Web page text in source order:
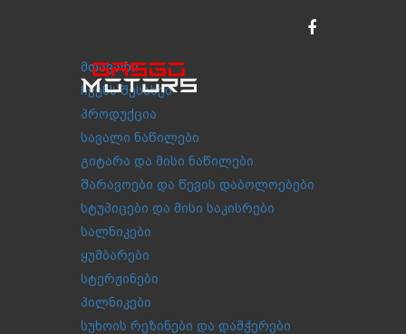
მთავარი
ჩვენს შესახებ
პროდუქცია
სავალი ნაწილები
გიტარა და მისი ნაწილები
შარავოები და წევის დაბოლოებები
სტუპიცები და მისი საკისრები
სალნიკები
ყუმბარები
სტერჟინები
პილნიკები
სუხოის რეზინები და დამჭერები